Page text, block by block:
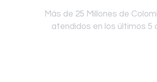
Más de 25 Millones de
atendidos en los últimos 5